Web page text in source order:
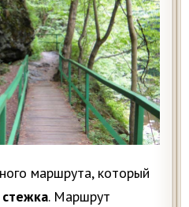
маршрута, который
. Маршрут